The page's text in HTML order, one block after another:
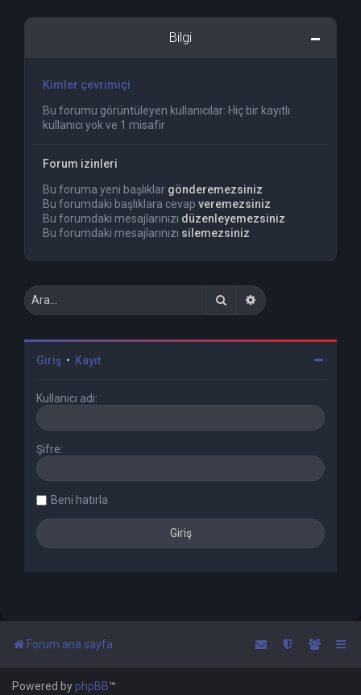
Bilgi
Kimler çevrimiçi
Bu forumu görüntüleyen kullanıcılar: Hiç bir kayıtlı
kullanıcı yok ve 1 misafir
Forum izinleri
Bu foruma yeni başlıklar gönderemezsiniz
Bu forumdaki başlıklara cevap veremezsiniz
Bu forumdaki mesajlarınızı düzenleyemezsiniz
Bu forumdaki mesajlarınızı silemezsiniz
Gelişmiş arama
Giriş • Kayıt
Kullanıcı adı:
Şifre:
Beni hatırla
Forum ana sayfa
Powered byphpBB™